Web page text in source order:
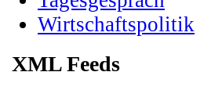
Wirtschaftspolitik
XML Feeds